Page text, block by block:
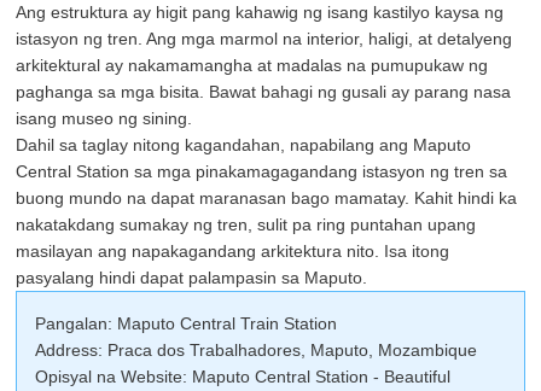
Ang estruktura ay higit pang kahawig ng isang kastilyo kaysa ng
istasyon ng tren. Ang mga marmol na interior, haligi, at detalyeng
arkitektural ay nakamamangha at madalas na pumupukaw ng
paghanga sa mga bisita. Bawat bahagi ng gusali ay parang nasa
isang museo ng sining.
Dahil sa taglay nitong kagandahan, napabilang ang Maputo
Central Station sa mga pinakamagagandang istasyon ng tren sa
buong mundo na dapat maranasan bago mamatay. Kahit hindi ka
nakatakdang sumakay ng tren, sulit pa ring puntahan upang
masilayan ang napakagandang arkitektura nito. Isa itong
pasyalang hindi dapat palampasin sa Maputo.
Pangalan: Maputo Central Train Station
Address: Praca dos Trabalhadores, Maputo, Mozambique
Opisyal na Website: Maputo Central Station - Beautiful